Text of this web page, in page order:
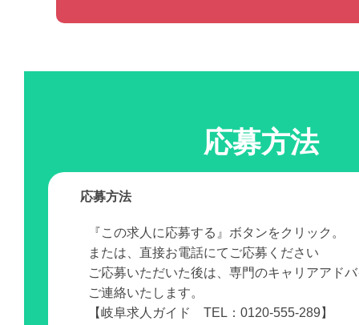
応募方法
応募方法
『この求人に応募する』ボタンをクリック。
または、直接お電話にてご応募ください
ご応募いただいた後は、専門のキャリアアド
ご連絡いたします。
【岐阜求人ガイド TEL：0120-555-289】